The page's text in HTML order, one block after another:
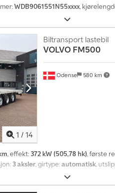
WDB9061551N55xxxx,
1 / 14
Odense 580 km
Biltransport lastebil
VOLVO FM500
, effekt: 372 kW (505,78 hk), første
3 aksler, girtype:automatisk,
l
i
g
o
v
1
k
j
p